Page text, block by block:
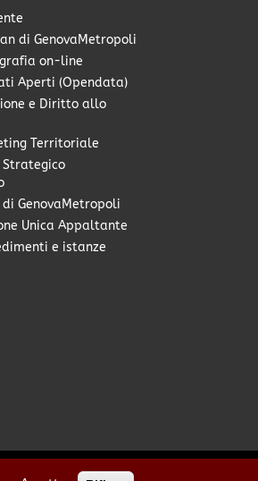
di GenovaMetropoli
on-line
Aperti (Opendata)
e Diritto allo
Territoriale
Strategico
di GenovaMetropoli
Unica Appaltante
e istanze